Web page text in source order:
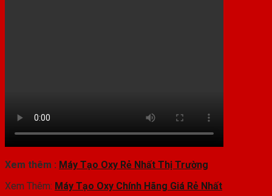
Xem thêm : Máy Tạo Oxy Rẻ Nhất Thị Trường
Xem Thêm: Máy Tạo Oxy Chính Hãng Giá Rẻ Nhất